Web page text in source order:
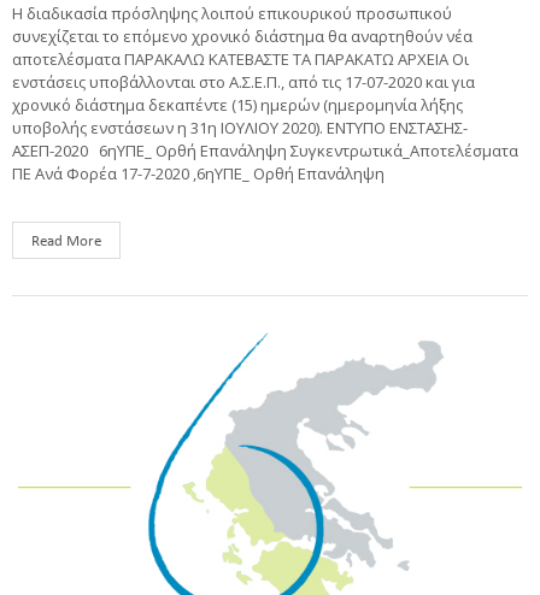
Η διαδικασία πρόσληψης λοιπού επικουρικού προσωπικού
συνεχίζεται το επόμενο χρονικό διάστημα θα αναρτηθούν νέα
αποτελέσματα ΠΑΡΑΚΑΛΩ ΚΑΤΕΒΑΣΤΕ ΤΑ ΠΑΡΑΚΑΤΩ ΑΡΧΕΙΑ Οι
ενστάσεις υποβάλλονται στο Α.Σ.Ε.Π., από τις 17-07-2020 και για
χρονικό διάστημα δεκαπέντε (15) ημερών (ημερομηνία λήξης
υποβολής ενστάσεων η 31η ΙΟΥΛΙΟΥ 2020). ΕΝΤΥΠΟ ΕΝΣΤΑΣΗΣ-
ΑΣΕΠ-2020 6ηΥΠΕ_ Ορθή Επανάληψη Συγκεντρωτικά_Αποτελέσματα
ΠΕ Ανά Φορέα 17-7-2020 ,6ηΥΠΕ_ Ορθή Επανάληψη
Read More